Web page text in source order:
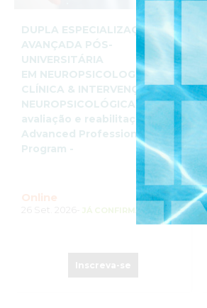
DUPLA ESPECIALIZAÇÃO
AVANÇADA PÓS-
UNIVERSITÁRIA
EM NEUROPSICOLOGIA
CLÍNICA & INTERVENÇÃO
NEUROPSICOLÓGICA:
avaliação e reabilitação -
Advanced Professional
Program -
Online
JÁ CONFIRMADO